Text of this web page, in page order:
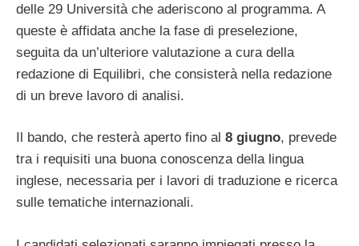
delle 29 Università che aderiscono al programma. A
queste è affidata anche la fase di preselezione,
seguita da un’ulteriore valutazione a cura della
redazione di Equilibri, che consisterà nella redazione
di un breve lavoro di analisi.
Il bando, che resterà aperto fino al 8 giugno, prevede
tra i requisiti una buona conoscenza della lingua
inglese, necessaria per i lavori di traduzione e ricerca
sulle tematiche internazionali.